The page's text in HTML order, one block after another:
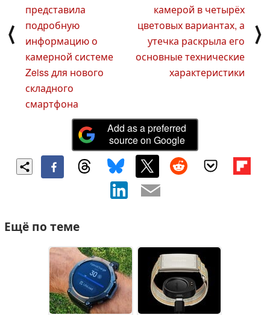
⟨
представила
подробную
информацию о
камерной системе
Zeiss для нового
складного
смартфона
камерой в четырёх
цветовых вариантах, а
утечка раскрыла его
основные технические
характеристики
⟩
Add as a preferred
source on Google
Ещё по теме